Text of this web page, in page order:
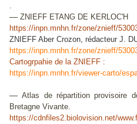
.
— ZNIEFF ETANG DE KERLOC'H
https://inpn.mnhn.fr/zone/znieff/
ZNIEFF Aber Crozon, rédacteur J.
https://inpn.mnhn.fr/zone/znieff/
Cartogrpahie de la ZNIEFF :
https://inpn.mnhn.fr/viewer-carto/
—Atlas de répartition provisoire
Bretagne Vivante.
https://cdnfiles2.biolovision.net/